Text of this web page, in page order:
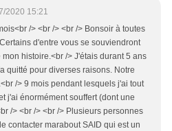
2020 15:21
/> <br /> <br /> Bonsoir à toutes
d'entre vous se souviendront
histoire.<br /> J'étais durant 5 ans
quitté pour diverses raisons. Notre
/> 9 mois pendant lesquels j'ai tout
j'ai énormément souffert (dont une
/> <br /> <br /> Plusieurs personnes
contacter marabout SAID qui est un